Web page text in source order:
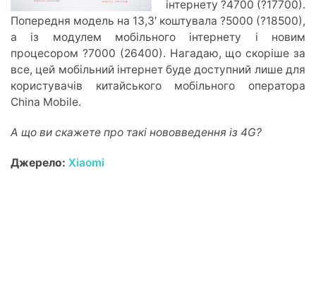
інтернету ?4700 (?17700).
Попередня модель на 13,3′ коштувала ?5000 (?18500),
а із модулем мобільного інтернету і новим
процесором ?7000 (26400). Нагадаю, що скоріше за
все, цей мобільний інтернет буде доступний лише для
користувачів китайського мобільного оператора
China Mobile.
А що ви скажете про такі нововведення із 4G?
Джерело: Xiaomi